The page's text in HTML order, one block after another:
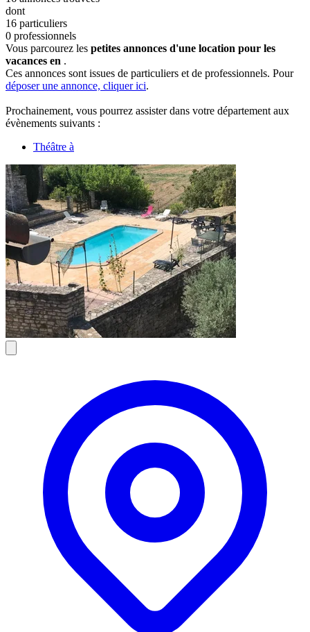
dont
16 particuliers
0 professionnels
Vous parcourez les petites annonces d'une location pour les
vacances en .
Ces annonces sont issues de particuliers et de professionnels. Pour
déposer une annonce, cliquer ici.
Prochainement, vous pourrez assister dans votre département aux
évènements suivants :
Théâtre à